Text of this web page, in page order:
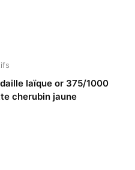
laïque or 375/1000
cherubin jaune